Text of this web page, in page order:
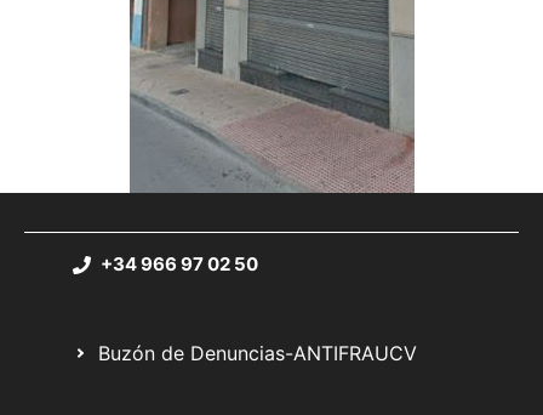
+34 966 97 02 50
Buzón de Denuncias-ANTIFRAUCV